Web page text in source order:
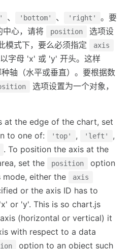
、 'bottom' 、 'right'
。要
中心，请将
position
选项设
模式下，要么必须指定 axis
字母 'x' 或 'y' 开头。这样
轴（水平或垂直）。要根据数
选项设置为一个对象，
at the edge of the chart, set
to one of: 'top' , 'left' ,
. To position the axis at the
set the
position
option
mode, either the axis
or the axis ID has to
or 'y'. This is so chart.js
(horizontal or vertical) it
with respect to a data
option to an object such